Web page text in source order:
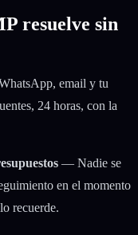
resuelve sin
email y tu
24 horas, con la
— Nadie se
en el momento
recuerde.